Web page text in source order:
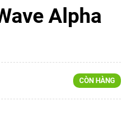
Alpha
CÒN HÀNG